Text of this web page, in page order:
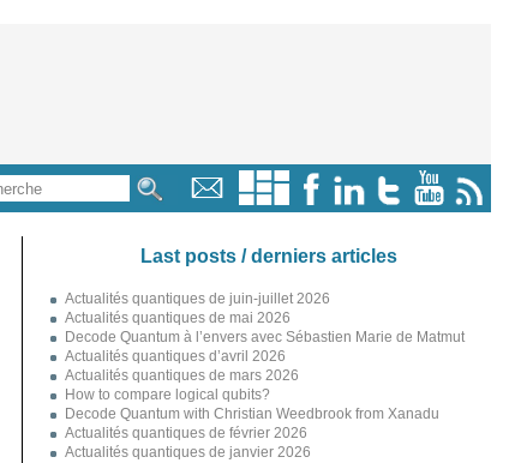
Last posts / derniers articles
Actualités quantiques de juin-juillet 2026
Actualités quantiques de mai 2026
Decode Quantum à l’envers avec Sébastien Marie de Matmut
Actualités quantiques d’avril 2026
Actualités quantiques de mars 2026
How to compare logical qubits?
Decode Quantum with Christian Weedbrook from Xanadu
Actualités quantiques de février 2026
Actualités quantiques de janvier 2026